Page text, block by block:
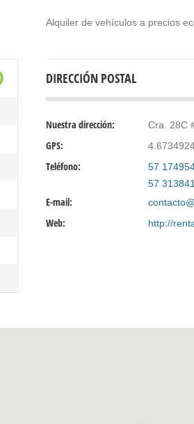
Alquiler de vehículos a precios
DIRECCIÓN POSTAL
Nuestra dirección: Cra. 28C
GPS:
Teléfono:
57
57
E-mail:
Web: http://